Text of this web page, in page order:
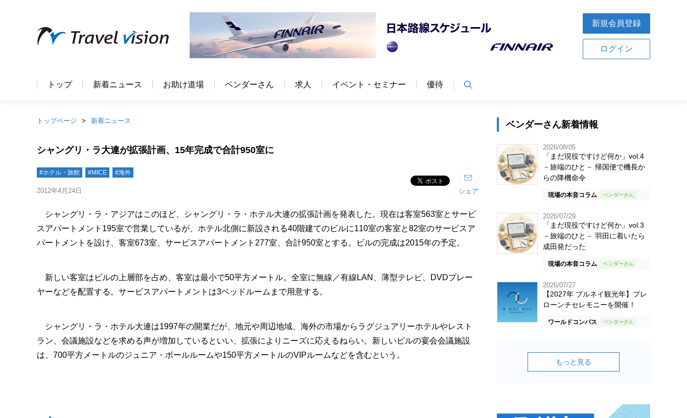
新規会員登録
ログイン
トップ 新着ニュース お助け道場 ベンダーさん 求人 イベント・セミナー 優待
トップページ 新着ニュース
シャングリ・ラ大連が拡張計画、15年完成で合計950室に
#ホテル・旅館 #MICE #海外
2012年4月24日 シェア
シャングリ・ラ・アジアはこのほど、シャングリ・ラ・ホテル大連の拡張計画を発表した。現在は客室563室とサービ
スアパートメント195室で営業しているが、ホテル北側に新設される40階建てのビルに110室の客室と82室のサービスア
パートメントを設け、客室673室、サービスアパートメント277室、合計950室とする。ビルの完成は2015年の予定。
新しい客室はビルの上層部を占め、客室は最小で50平方メートル。全室に無線／有線LAN、薄型テレビ、DVDプレー
ヤーなどを配置する。サービスアパートメントは3ベッドルームまで用意する。
シャングリ・ラ・ホテル大連は1997年の開業だが、地元や周辺地域、海外の市場からラグジュアリーホテルやレスト
ラン、会議施設などを求める声が増加しているといい、拡張によりニーズに応えるねらい。新しいビルの宴会会議施設
は、700平方メートルのジュニア・ボールルームや150平方メートルのVIPルームなどを含むという。
ベンダーさん新着情報
2026/08/05
「まだ現役ですけど何か」vol.4
－旅端のひと－ 帰国便で機長か
らの降機命令
現場の本音コラム
2026/07/29
「まだ現役ですけど何か」vol.3
－旅端のひと－ 羽田に着いたら
成田発だった
現場の本音コラム
2026/07/27
【2027年 ブルネイ観光年】プレ
ローンチセレモニーを開催！
ワールドコンパス
もっと見る